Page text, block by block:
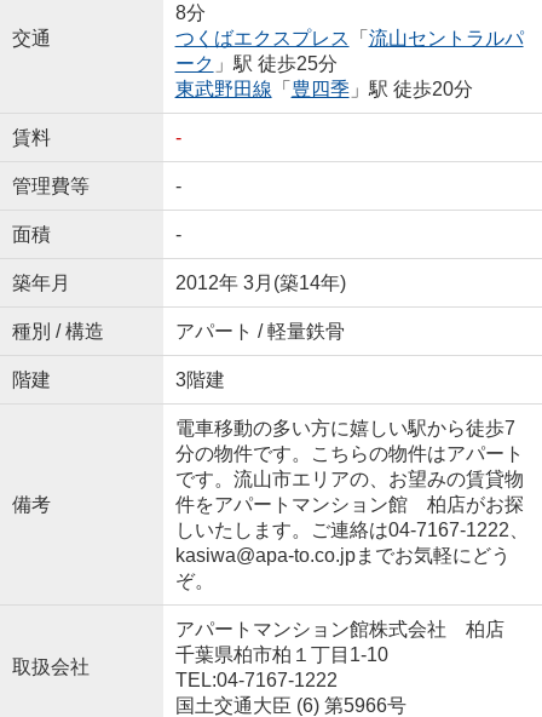
交通
8分
つくばエクスプレス 「 流山セントラルパ
ーク 」駅 徒歩25分
東武野田線 「 豊四季」駅 徒歩20分
賃料 -
管理費等 -
面積 -
築年月 2012年 3月(築14年)
種別 / 構造 アパート / 軽量鉄骨
階建 3階建
備考
電車移動の多い方に嬉しい駅から徒歩7
分の物件です。こちらの物件はアパート
です。流山市エリアの、お望みの賃貸物
件をアパートマンション館 柏店がお探
しいたします。ご連絡は04-7167-1222、
kasiwa@apa-to.co.jpまでお気軽にどう
ぞ。
取扱会社
アパートマンション館株式会社 柏店
千葉県柏市柏１丁目1-10
TEL:04-7167-1222
国土交通大臣 (6) 第5966号